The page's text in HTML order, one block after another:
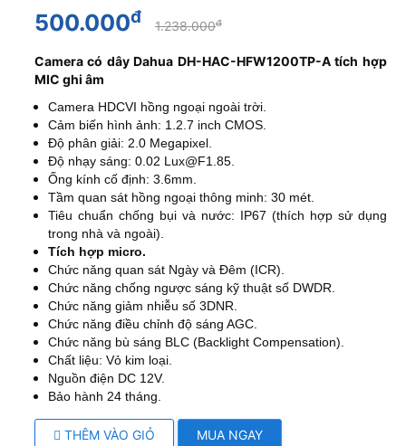
500.000đ 1.238.000đ
Camera có dây Dahua DH-HAC-HFW1200TP-A tích hợp
MIC ghi âm
Camera HDCVI hồng ngoại ngoài trời.
Cảm biến hình ảnh: 1.2.7 inch CMOS.
Độ phân giải: 2.0 Megapixel.
Độ nhạy sáng: 0.02 Lux@F1.85.
Ống kính cố định: 3.6mm.
Tầm quan sát hồng ngoại thông minh: 30 mét.
Tiêu chuẩn chống bụi và nước: IP67 (thích hợp sử dụng
trong nhà và ngoài).
Tích hợp micro.
Chức năng quan sát Ngày và Đêm (ICR).
Chức năng chống ngược sáng kỹ thuật số DWDR.
Chức năng giảm nhiễu số 3DNR.
Chức năng điều chỉnh độ sáng AGC.
Chức năng bù sáng BLC (Backlight Compensation).
Chất liệu: Vỏ kim loại.
Nguồn điện DC 12V.
Bảo hành 24 tháng.
THÊM VÀO GIỎ MUA NGAY